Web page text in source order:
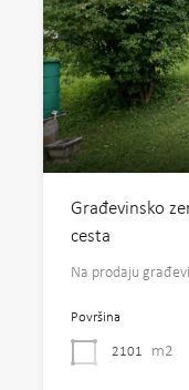
Građevinsko
cesta
Na prodaju
Površina
2101 m2